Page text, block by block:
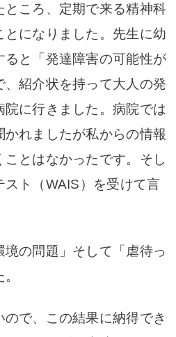
ころ、定期で来る精神科
になりました。先生に幼
ると「発達障害の可能性が
紹介状を持って大人の発
に行きました。病院では
れましたが私からの情報
とはなかったです。そし
スト（WAIS）を受けて言
境の問題」そして「虐待っ
で、この結果に納得でき